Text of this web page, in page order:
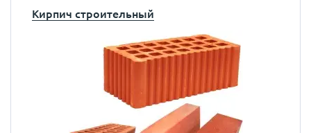
Кирпич строительный